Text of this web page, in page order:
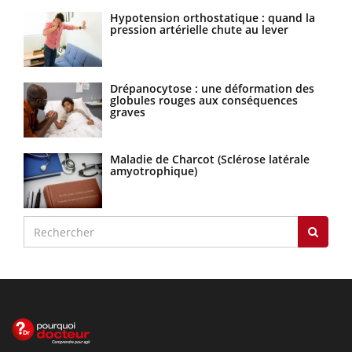
Hypotension orthostatique : quand la
pression artérielle chute au lever
Drépanocytose : une déformation des
globules rouges aux conséquences
graves
Maladie de Charcot (Sclérose latérale
amyotrophique)